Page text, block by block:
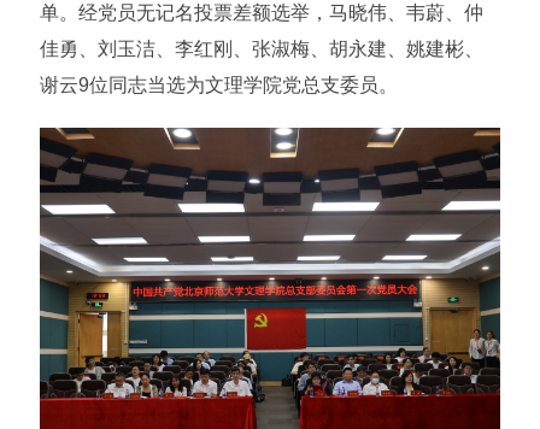
单。经党员无记名投票差额选举，马晓伟、韦蔚、仲
佳勇、刘玉洁、李红刚、张淑梅、胡永建、姚建彬、
谢云9位同志当选为文理学院党总支委员。